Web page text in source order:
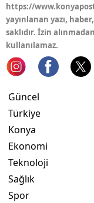
https://
yayınlanan yazı,
saklıdır. İzin
kullanılamaz.
Güncel
Türkiye
Konya
Ekonomi
Teknoloji
Sağlık
Spor